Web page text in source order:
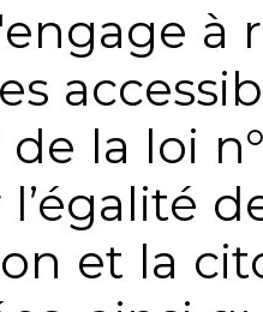
à
la loi
et la